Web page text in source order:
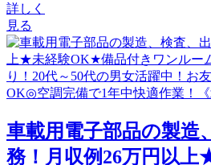
詳しく
見る
車載用電子部品の製造
務！月収例26万円以